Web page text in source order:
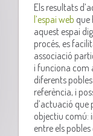
Els resultats
l’espai web que
aquest espai
procés, es
associació
i funciona com
diferents
referència, i
d’actuació que
objectiu comú:
entre els